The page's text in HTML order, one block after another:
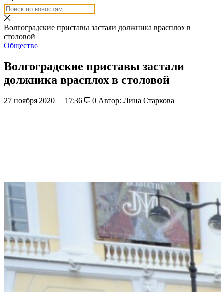
Волгоградские приставы застали должника врасплох в
столовой
Общество
Волгоградские приставы застали
должника врасплох в столовой
27 ноября 2020 17:36 0 Автор: Лина Старкова